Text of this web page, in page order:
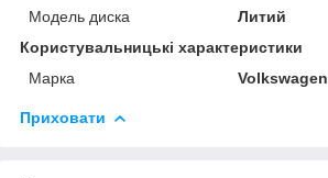
Модель диска
Литий
Користувальницькі характеристики
Марка
Volkswagen
Приховати